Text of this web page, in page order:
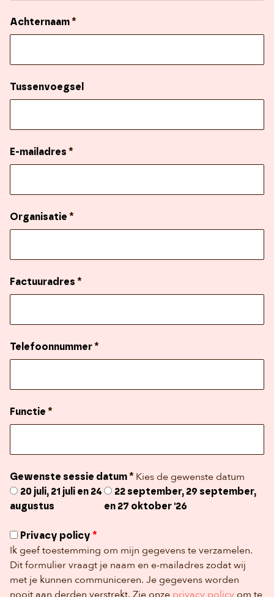
Achternaam*
Tussenvoegsel
E-mailadres *
Organisatie *
Factuuradres *
Telefoonnummer*
Functie *
Gewenste sessie datum* Kies de gewenste datum
20 juli, 21 juli en 24
augustus
22 september, 29 september,
en 27 oktober '26
Ik geef toestemming om mijn gegevens te verzamelen.
Dit formulier vraagt je naam en e-mailadres zodat wij
met je kunnen communiceren. Je gegevens worden
Privacy policy *